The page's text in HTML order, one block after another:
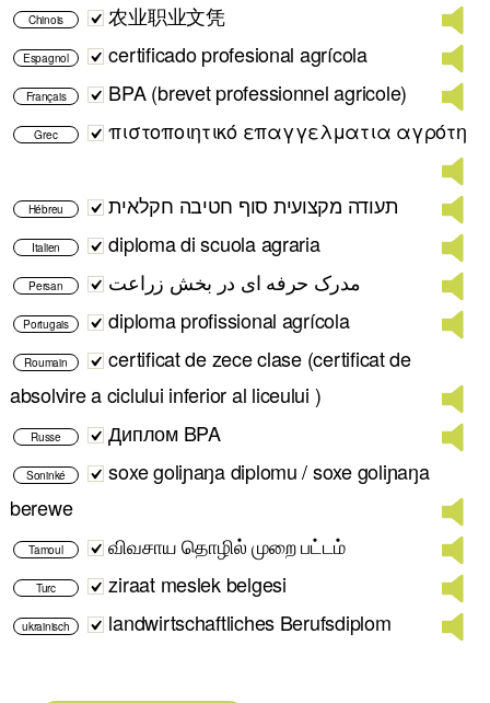
Chinois 农业职业文凭
Espagnol certificado profesional agrícola
Français BPA (brevet professionnel agricole)
Grec πιστοποιητικό επαγγελματια αγρότη
Hébreu תעודה מקצועית סוף חטיבה חקלאית
Italien diploma di scuola agraria
Persan مدرک حرفه ای در بخش زراعت
Portugais diploma profissional agrícola
Roumain
certificat de zece clase (certificat de
absolvire a ciclului inferior al liceului )
Russe Диплом BPA
Soninké
soxe goliɲaŋa diplomu / soxe goliɲaŋa
berewe
Tamoul விவசாய தொழில் முறை பட்டம்
Turc ziraat meslek belgesi
ukrainisch landwirtschaftliches Berufsdiplom